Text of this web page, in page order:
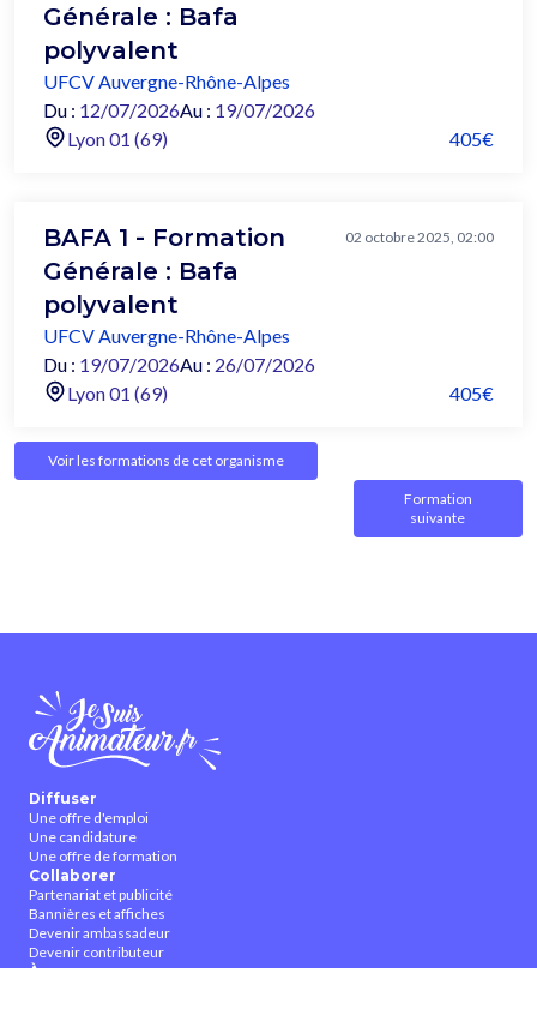
Générale : Bafa
polyvalent
UFCV Auvergne-Rhône-Alpes
Du : 12/07/2026Au : 19/07/2026
Lyon 01 (69)
405€
BAFA 1 - Formation
Générale : Bafa
polyvalent
02 octobre 2025, 02:00
UFCV Auvergne-Rhône-Alpes
Du : 19/07/2026Au : 26/07/2026
Lyon 01 (69)
405€
Voir les formations de cet organisme
Formation
suivante
Diffuser
Une offre d'emploi
Une candidature
Une offre de formation
Collaborer
Partenariat et publicité
Bannières et affiches
Devenir ambassadeur
Devenir contributeur
À propos